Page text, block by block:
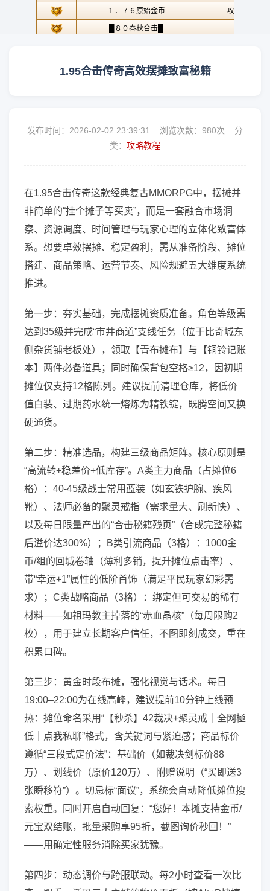
1.95合击传奇高效摆摊致富秘籍
发布时间：2026-02-02 23:39:31 浏览次数： 980次 分
类： 攻略教程
在1.95合击传奇这款经典复古MMORPG中，摆摊并
非简单的“挂个摊子等买卖”，而是一套融合市场洞
察、资源调度、时间管理与玩家心理的立体化致富体
系。想要卓效摆摊、稳定盈利，需从准备阶段、摊位
搭建、商品策略、运营节奏、风险规避五大维度系统
推进。
第一步：夯实基础，完成摆摊资质准备。角色等级需
达到35级并完成“市井商道”支线任务（位于比奇城东
侧杂货铺老板处），领取【青布摊布】与【铜铃记账
本】两件必备道具；同时确保背包空格≥12，因初期
摊位仅支持12格陈列。建议提前清理仓库，将低价
值白装、过期药水统一熔炼为精铁锭，既腾空间又换
硬通货。
第二步：精准选品，构建三级商品矩阵。核心原则是
“高流转+稳差价+低库存”。A类主力商品（占摊位6
格）：40-45级战士常用蓝装（如玄铁护腕、疾风
靴）、法师必备的聚灵戒指（需求量大、刷新快）、
以及每日限量产出的“合击秘籍残页”（合成完整秘籍
后溢价达300%）；B类引流商品（3格）：1000金
币/组的回城卷轴（薄利多销，提升摊位点击率）、
带“幸运+1”属性的低阶首饰（满足平民玩家幻彩需
求）；C类战略商品（3格）：绑定但可交易的稀有
材料——如祖玛教主掉落的“赤血晶核”（每周限购2
枚），用于建立长期客户信任，不图即刻成交，重在
积累口碑。
第三步：黄金时段布摊，强化视觉与话术。每日
19:00–22:00为在线高峰，建议提前10分钟上线预
热：摊位命名采用“【秒杀】42裁决+聚灵戒｜全网極
低｜点我私聊”格式，含关键词与紧迫感；商品标价
遵循“三段式定价法”：基础价（如裁决剑标价88
万）、划线价（原价120万）、附赠说明（“买即送3
张瞬移符”）。切忌标“面议”，系统会自动降低摊位搜
索权重。同时开启自动回复：“您好！本摊支持金币/
元宝双结账，批量采购享95折，截图询价秒回！”
——用确定性服务消除买家犹豫。
第四步：动态调价与跨服联动。每2小时查看一次比